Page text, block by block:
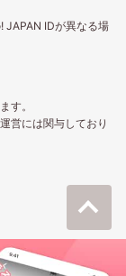
JAPAN IDが異なる場
す。
営には関与しており